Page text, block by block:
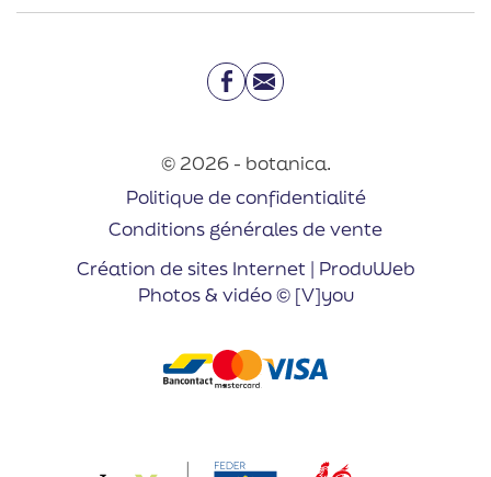
Facebook
Email
© 2026 - botanica.
Politique de confidentialité
Conditions générales de vente
Création de sites Internet | ProduWeb
Photos & vidéo © [V]you